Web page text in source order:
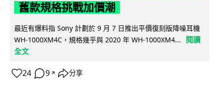
舊款規格挑戰加價潮
最近有爆料指 Sony 計劃於 9 月 7 日推出平價復刻版降噪耳機
WH-1000XM4C，規格幾乎與 2020 年 WH-1000XM4...
閱讀
全文
24 9 ↗ 分享